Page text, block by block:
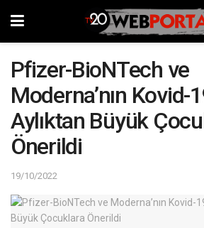
Pfizer-BioNTech ve
Moderna’nın Kovid-
Aylıktan Büyük
Önerildi
19/10/2022